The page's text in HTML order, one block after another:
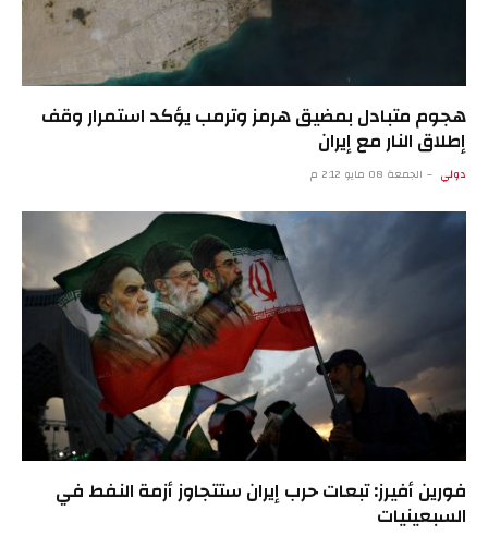
هجوم متبادل بمضيق هرمز وترمب يؤكد استمرار وقف
إطلاق النار مع إيران
دولي الجمعة 08 مايو 2:12 م
فورين أفيرز: تبعات حرب إيران ستتجاوز أزمة النفط في
السبعينيات